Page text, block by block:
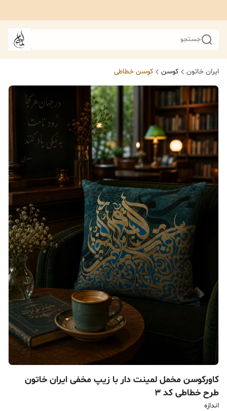
جستجو
ایران خاتون کوسن کوسن خطاطی
کاورکوسن مخمل لمینت دار با زیپ مخفی ایران خاتون
طرح خطاطی کد ۳
اندازه